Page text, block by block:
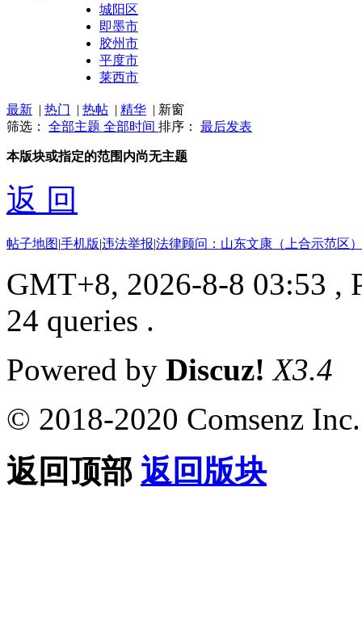
城阳区
即墨市
胶州市
平度市
莱西市
最新 | 热门 | 热帖 | 精华 | 新窗
筛选： 全部主题 全部时间 排序： 最后发表
本版块或指定的范围内尚无主题
返 回
帖子地图|手机版|违法举报|法律顾问：山东文康（上合示范区
GMT+8, 2026-8-8 03:53 ,
24 queries .
Powered by Discuz! X3.4
© 2018-2020 Comsenz Inc.
返回顶部 返回版块